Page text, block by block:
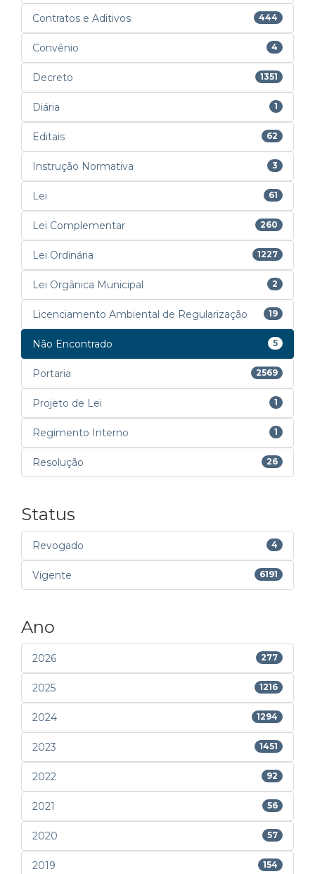
Contratos e Aditivos 444
Convênio 4
Decreto 1351
Diária 1
Editais 62
Instrução Normativa 3
Lei 61
Lei Complementar 260
Lei Ordinária 1227
Lei Orgânica Municipal 2
Licenciamento Ambiental de Regularização 19
Não Encontrado 5
Portaria 2569
Projeto de Lei 1
Regimento Interno 1
Resolução 26
Status
Revogado 4
Vigente 6191
Ano
2026 277
2025 1216
2024 1294
2023 1451
2022 92
2021 56
2020 57
2019 154